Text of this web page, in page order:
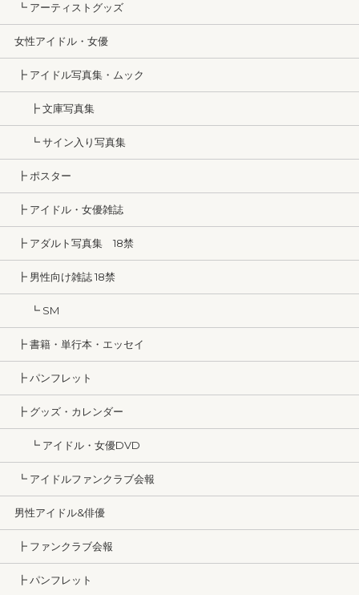
┗ アーティストグッズ
女性アイドル・女優
┣ アイドル写真集・ムック
┣ 文庫写真集
┗ サイン入り写真集
┣ ポスター
┣ アイドル・女優雑誌
┣ アダルト写真集 18禁
┣ 男性向け雑誌 18禁
┗ SM
┣ 書籍・単行本・エッセイ
┣ パンフレット
┣ グッズ・カレンダー
┗ アイドル・女優DVD
┗ アイドルファンクラブ会報
男性アイドル&俳優
┣ ファンクラブ会報
┣ パンフレット